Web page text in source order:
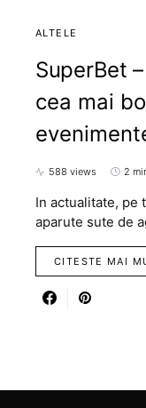
ALTELE
SuperBet
cea mai
588 views 2
In actualitate, pe
aparute sute de
CITESTE MAI